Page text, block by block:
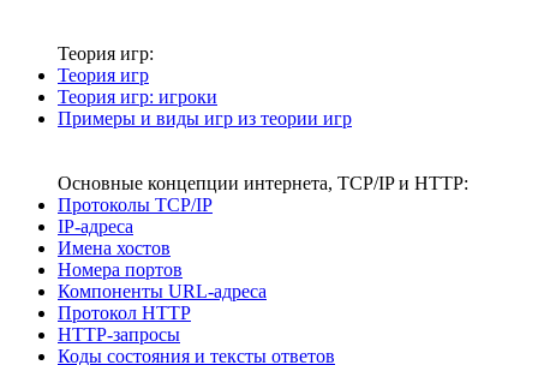
Теория игр:
Теория игр
Теория игр: игроки
Примеры и виды игр из теории игр
Основные концепции интернета, TCP/IP и HTTP:
Протоколы TCP/IP
IP-адреса
Имена хостов
Номера портов
Компоненты URL-адреса
Протокол HTTP
HTTP-запросы
Коды состояния и тексты ответов